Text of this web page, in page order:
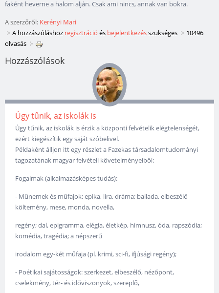
faként heverne a halom alján. Csak ami nincs, annak van bokra.
A szerzőről: Kerényi Mari
A hozzászóláshoz regisztráció és bejelentkezésszükséges
10496
olvasás
Hozzászólások
Úgy tűnik, az iskolák is
Úgy tűnik, az iskolák is érzik a központi felvételik elégtelenségét,
ezért kiegészítik egy saját szóbelivel.
Példaként álljon itt egy részlet a Fazekas társadalomtudományi
tagozatának magyar felvételi követelményeiből:
Fogalmak (alkalmazásképes tudás):
- Műnemek és műfajok: epika, líra, dráma; ballada, elbeszélő
költemény, mese, monda, novella,
regény; dal, epigramma, elégia, életkép, himnusz, óda, rapszódia;
komédia, tragédia; a népszerű
irodalom egy-két műfaja (pl. krimi, sci-fi, ifjúsági regény);
- Poétikai sajátosságok: szerkezet, elbeszélő, nézőpont,
cselekmény, tér- és időviszonyok, szereplő,